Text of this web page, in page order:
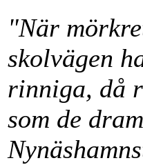
"När
skolvägen
rinniga, då
som de